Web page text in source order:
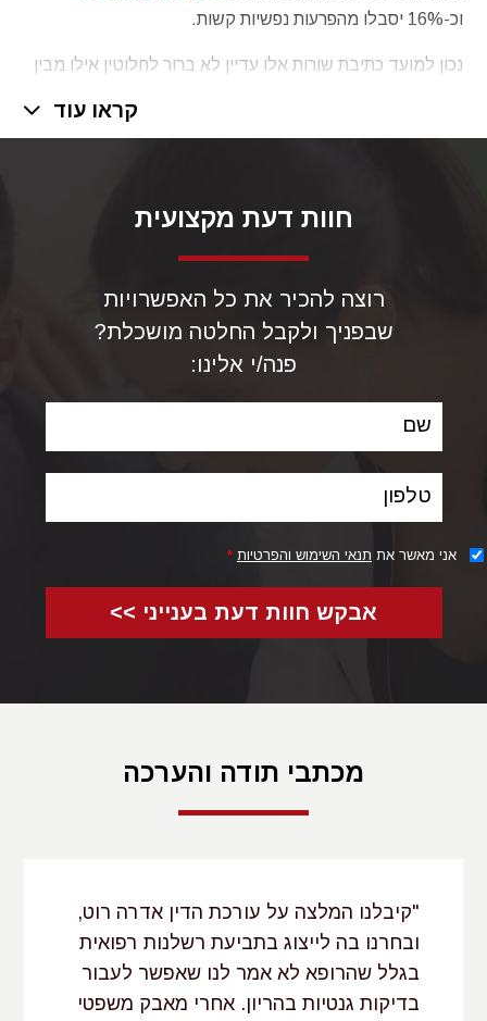
וכ-16% יסבלו מהפרעות נפשיות קשות.
נכון למועד כתיבת שורות אלו עדיין לא ברור לחלוטין אילו מבין
בשלבים הראשוניים של ההריון, באמצעות בדיקת מי שפיר
לצ'יפ גנטי, וכך לאפשר להורים לקבל החלטה מושכלת לגבי
ניהול ההריון ומתוך מודעות מלאה להשפעות האפשריות של
קראו עוד
חוות דעת מקצועית
רוצה להכיר את כל האפשרויות
שבפניך ולקבל החלטה מושכלת?
פנה/י אלינו:
שם
טלפון
אני מאשר את תנאי השימוש והפרטיות *
אבקש חוות דעת בענייני >>
מכתבי תודה והערכה
"קיבלנו המלצה על עורכת הדין אדרה רוט,
ובחרנו בה לייצוג בתביעת רשלנות רפואית
בגלל שהרופא לא אמר לנו שאפשר לעבור
בדיקות גנטיות בהריון. אחרי מאבק משפטי